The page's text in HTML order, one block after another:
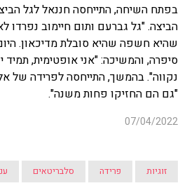
בפתח השיחה, התייחסה חננאל לגל
הביצה. "גל גברעם ותום חיימוב נפרדו
שהיא חשפה שהיא סובלת מדיכאון.
סיפרה, והמשיכה: "אני אופטימית,
נקווה". בהמשך, התייחסה לפרידה של
"גם הם החזיקו פחות משנה".
07/04/2022
זוגיות פרידה סלבריטאים